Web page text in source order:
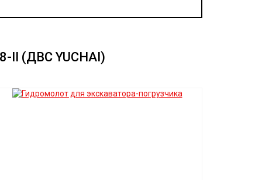
II (ДВС YUCHAI)